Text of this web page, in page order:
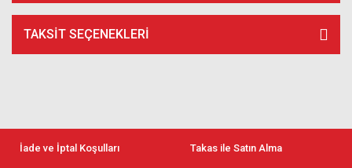
TAKSIT SEÇENEKLERI
İade ve İptal Koşulları Takas ile Satın Alma